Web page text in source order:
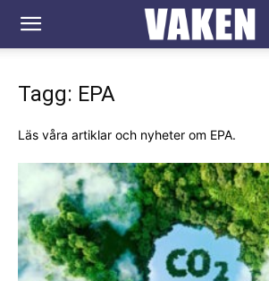
VAKEN.se
Tagg: EPA
Läs våra artiklar och nyheter om EPA.